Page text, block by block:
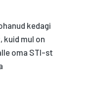
kedagi
kuid mul on
oma STI-st